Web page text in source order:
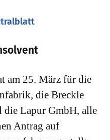
am 25. März für die
die Breckle
die Lapur GmbH, alle
Antrag auf